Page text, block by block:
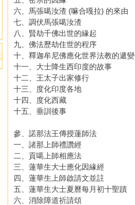
六、馬張噶汝渣 (嘛合嘎拉) 的來由
七、調伏馬張噶汝渣
八、賢劫千佛出世的緣起
九、佛法歷劫住世的程序
十、釋迦牟尼佛應化世界法教的遞變
十一、大士降生西印度的故事
十二、王太子出家修行
十三、度化印度各地
十四、度化西藏
十五、垂訓後事
參、諾那法王傳授蓮師法
一、諸那上師禮讚經
二、貢噶上師相應法
三、蓮華生大士應化因緣經
四、蓮華生上師啟請文並註
五、蓮華生大士夏曆每月初十聖蹟
六、消除障道祈請頌